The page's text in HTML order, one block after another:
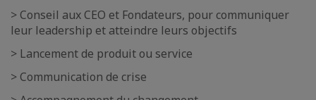
> Conseil aux CEO et Fondateurs, pour communiquer
leur leadership et atteindre leurs objectifs
> Lancement de produit ou service
> Communication de crise